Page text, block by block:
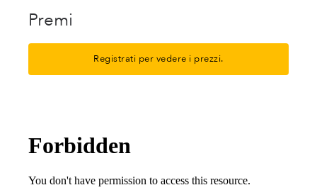
Premi
Registrati per vedere i prezzi.